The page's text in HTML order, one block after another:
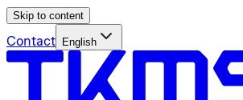
Skip to content
Contact English